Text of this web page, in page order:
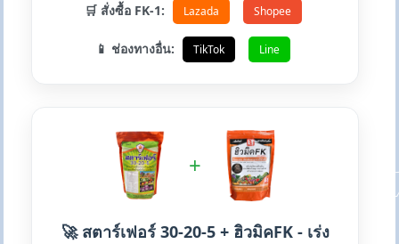
🛒 สั่งซื้อ FK-1: Lazada Shopee
📱 ช่องทางอื่น: TikTok Line
+
🚀 สตาร์เฟอร์ 30-20-5 + ฮิวมิคFK - เร่ง